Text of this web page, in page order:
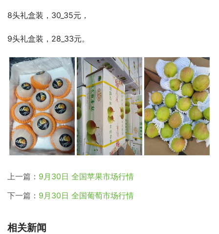
8头礼盒装，30_35元，
9头礼盒装，28_33元。
上一篇： 9月30日 全国苹果市场行情
下一篇： 9月30日 全国葡萄市场行情
相关新闻